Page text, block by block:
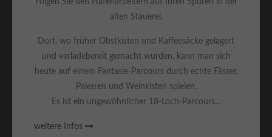
alten Stauerei.
Dort, wo früher Obstkisten und Kaffeesäcke gelagert
und verladebereit gemacht wurden, kann man sich
heute auf einem Fantasie-Parcours durch echte Fässer,
Paletten und Weinkisten spielen.
Es ist ein ungewöhnlicher 18-Loch-Parcours...
weitere Infos